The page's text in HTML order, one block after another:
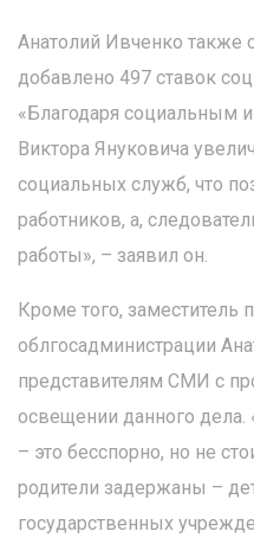
Анатолий Ивченко также
добавлено 497 ставок
«Благодаря социальным
Виктора Януковича
социальных служб, что
работников, а,
работы», – заявил он.
Кроме того, заместитель
облгосадминистрации
представителям СМИ с
освещении данного
– это бесспорно, но не
родители задержаны –
государственных